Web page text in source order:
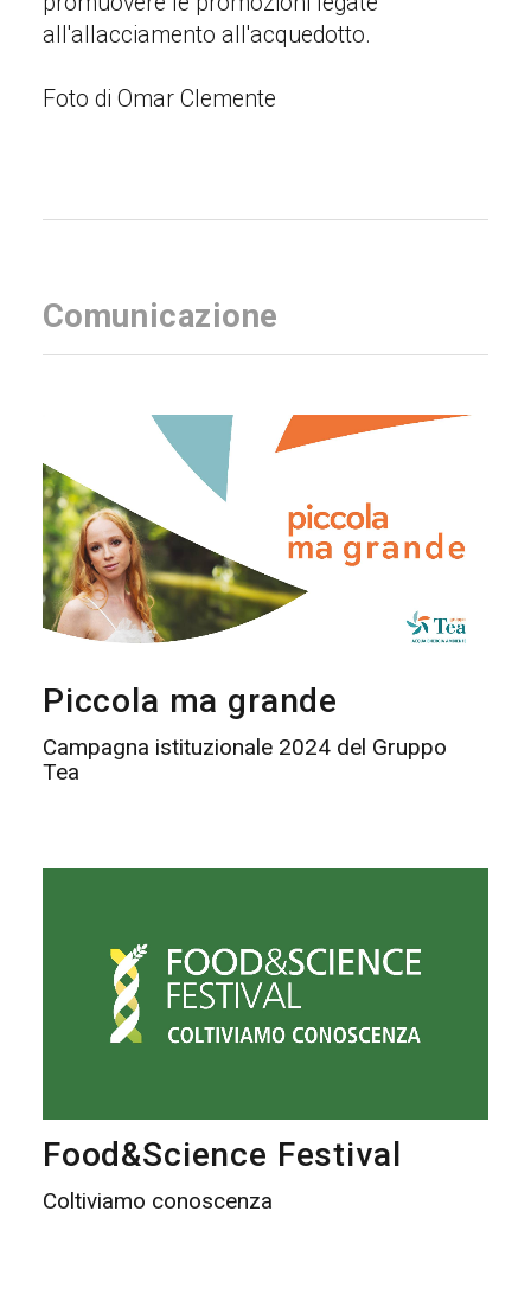
all'allacciamento all'acquedotto.
Foto di Omar Clemente
Comunicazione
Piccola ma grande
Campagna istituzionale 2024 del Gruppo
Tea
Food&Science Festival
Coltiviamo conoscenza